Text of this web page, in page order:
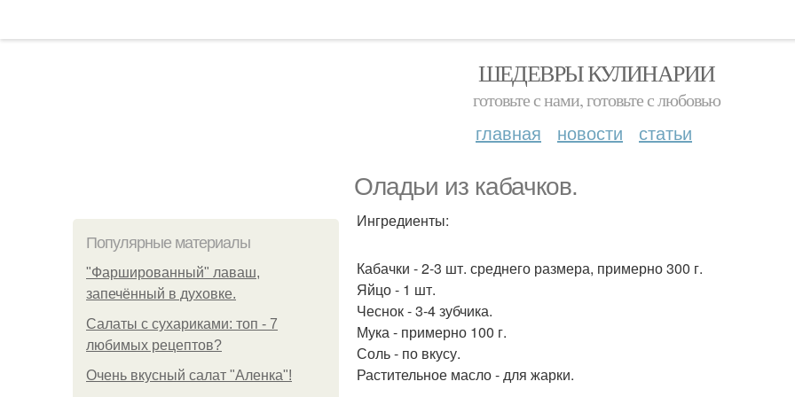
ШЕДЕВРЫ КУЛИНАРИИ
готовьте с нами, готовьте с любовью
главная новости статьи
Оладьи из кабачков.
Популярные материалы
"Фаршированный" лаваш,
запечённый в духовке.
Салаты с сухариками: топ - 7
любимых рецептов?
Очень вкусный салат "Аленка"!
Ингредиенты:
Кабачки - 2-3 шт. среднего размера, примерно 300 г.
Яйцо - 1 шт.
Чеснок - 3-4 зубчика.
Мука - примерно 100 г.
Соль - по вкусу.
Растительное масло - для жарки.